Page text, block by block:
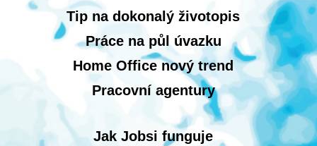
Tip na dokonalý životopis
Práce na půl úvazku
Home Office nový trend
Pracovní agentury
Jak Jobsi funguje